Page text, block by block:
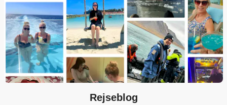
Rejseblog